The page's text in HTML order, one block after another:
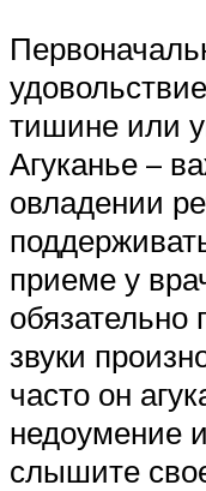
тишине или
Агуканье –
овладении
приеме у
обязательно
звуки
часто он
недоумение
слышите